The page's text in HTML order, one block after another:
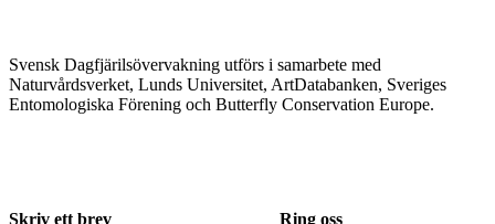
Svensk Dagfjärilsövervakning utförs i samarbete med
Naturvårdsverket, Lunds Universitet, ArtDatabanken, Sveriges
Entomologiska Förening och Butterfly Conservation Europe.
Skriv ett brev Ring oss